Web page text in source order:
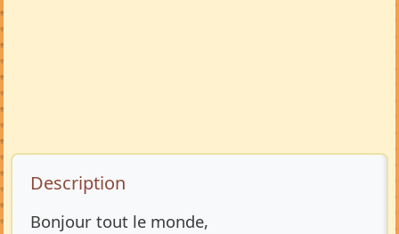
Description de l’annonce
Description
Bonjour tout le monde,